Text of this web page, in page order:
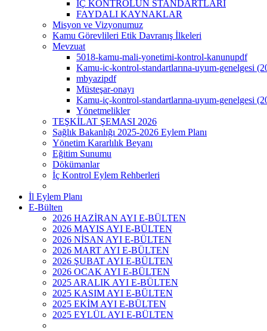
İÇ KONTROLÜN STANDARTLARI
FAYDALI KAYNAKLAR
Misyon ve Vizyonumuz
Kamu Görevlileri Etik Davranış İlkeleri
Mevzuat
5018-kamu-mali-yonetimi-kontrol-kanunupdf
Kamu-ic-kontrol-standartlarına-uyum-genelgesi
mbyazipdf
Müsteşar-onayı
Kamu-iç-kontrol-standartlarına-uyum-genelgesi
Yönetmelikler
TEŞKİLAT ŞEMASI 2026
Sağlık Bakanlığı 2025-2026 Eylem Planı
Yönetim Kararlılık Beyanı
Eğitim Sunumu
Dökümanlar
İç Kontrol Eylem Rehberleri
İl Eylem Planı
E-Bülten
2026 HAZİRAN AYI E-BÜLTEN
2026 MAYIS AYI E-BÜLTEN
2026 NİSAN AYI E-BÜLTEN
2026 MART AYI E-BÜLTEN
2026 ŞUBAT AYI E-BÜLTEN
2026 OCAK AYI E-BÜLTEN
2025 ARALIK AYI E-BÜLTEN
2025 KASIM AYI E-BÜLTEN
2025 EKİM AYI E-BÜLTEN
2025 EYLÜL AYI E-BÜLTEN